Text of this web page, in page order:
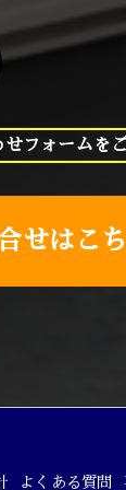
フォームを
せはこ
よくある質問